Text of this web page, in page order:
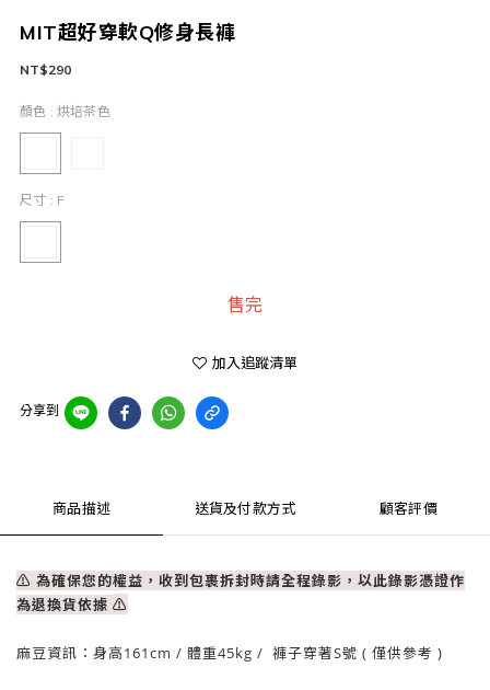
MIT超好穿軟Q修身長褲
NT$290
顏色 : 烘培茶色
尺寸 : F
售完
加入追蹤清單
分享到
商品描述 送貨及付款方式 顧客評價
⚠ 為確保您的權益，收到包裹拆封時請全程錄影，以此錄影憑證作
為退換貨依據 ⚠
麻豆資訊： 身高161cm / 體重45kg / 褲子穿著S號 ( 僅供參考 )